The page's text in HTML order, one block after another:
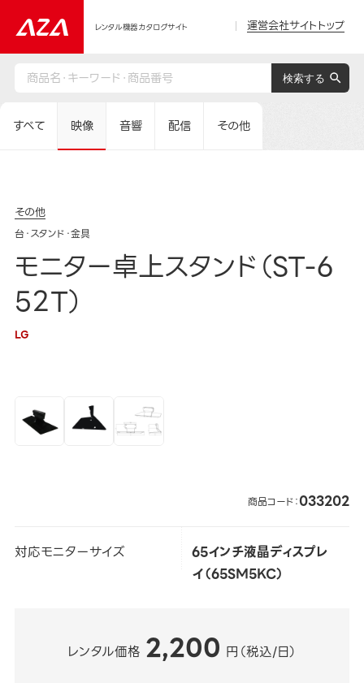
レンタル機器カタログサイト 運営会社サイトトップ
すべて 映像 音響 配信 その他
その他
台・スタンド・金具
モニター卓上スタンド（ST-6
52T）
LG
商品コード：033202
対応モニターサイズ
65インチ液晶ディスプレ
イ（65SM5KC）
レンタル価格 2,200 円（税込/日）